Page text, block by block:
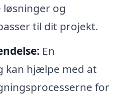
løsninger og
til dit projekt.
En
kan hjælpe med at
for